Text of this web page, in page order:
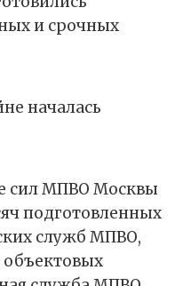
и срочных
началась
сил МПВО Москвы
подготовленных
служб МПВО,
объектовых